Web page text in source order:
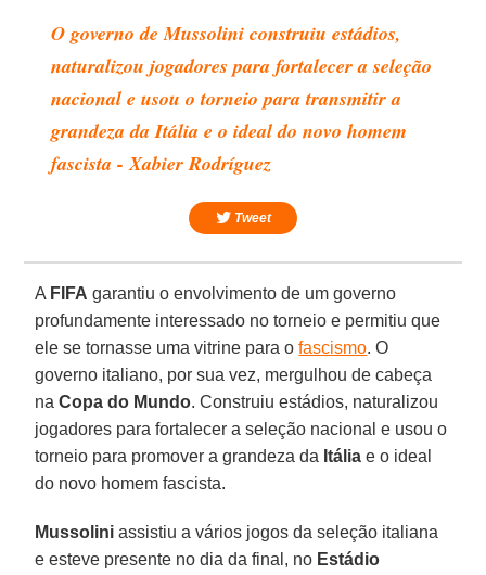
O governo de Mussolini construiu estádios,
naturalizou jogadores para fortalecer a seleção
nacional e usou o torneio para transmitir a
grandeza da Itália e o ideal do novo homem
fascista - Xabier Rodríguez
Tweet
A FIFA garantiu o envolvimento de um governo
profundamente interessado no torneio e permitiu que
ele se tornasse uma vitrine para ofascismo. O
governo italiano, por sua vez, mergulhou de cabeça
naCopa do Mundo. Construiu estádios, naturalizou
jogadores para fortalecer a seleção nacional e usou o
torneio para promover a grandeza da Itália e o ideal
do novo homem fascista.
Mussolini assistiu a vários jogos da seleção italiana
e esteve presente no dia da final, no Estádio